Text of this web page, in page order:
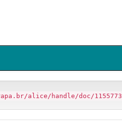
alice/handle/doc/1155773